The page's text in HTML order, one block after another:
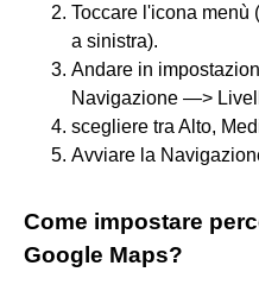
Toccare l'icona menù
a sinistra).
Andare in
Navigazione —>
scegliere tra Alto,
Avviare la
Come impostare
Google Maps?